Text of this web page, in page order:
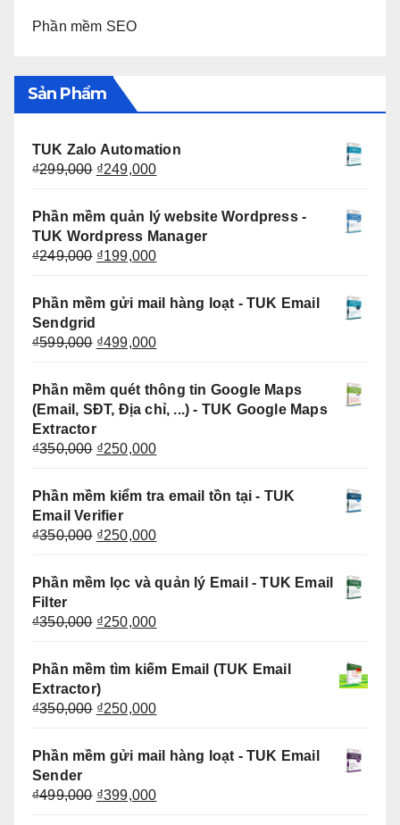
Phần mềm SEO
Sản Phẩm
TUK Zalo Automation
₫299,000 Giá
₫299,000.
₫249,000Giá
tại
là:
₫249,000.
Phần mềm quản lý website Wordpress -
TUK Wordpress Manager
₫249,000 Giá
₫249,000.
₫199,000Giá
tại
Phần mềm gửi mail hàng loạt - TUK Email
Sendgrid
₫599,000 Giá
₫599,000.
₫499,000Giá
tại
là:
₫499,000.
Phần mềm quét thông tin Google Maps
(Email, SĐT, Địa chỉ, ...) - TUK Google Maps
Extractor
₫350,000 Giá
là:
₫350,000.
₫250,000Giá
Phần mềm kiểm tra email tồn tại - TUK
Email Verifier
₫350,000 Giá
là:
₫350,000.
₫250,000Giá
là:
Phần mềm lọc và quản lý Email - TUK Email
Filter
₫350,000 Giá
là:
₫350,000.
₫250,000Giá
Phần mềm tìm kiếm Email (TUK Email
Extractor)
₫350,000 Giá
₫350,000.
₫250,000Giá
tại
Phần mềm gửi mail hàng loạt - TUK Email
Sender
₫499,000 Giá
₫399,000Giá